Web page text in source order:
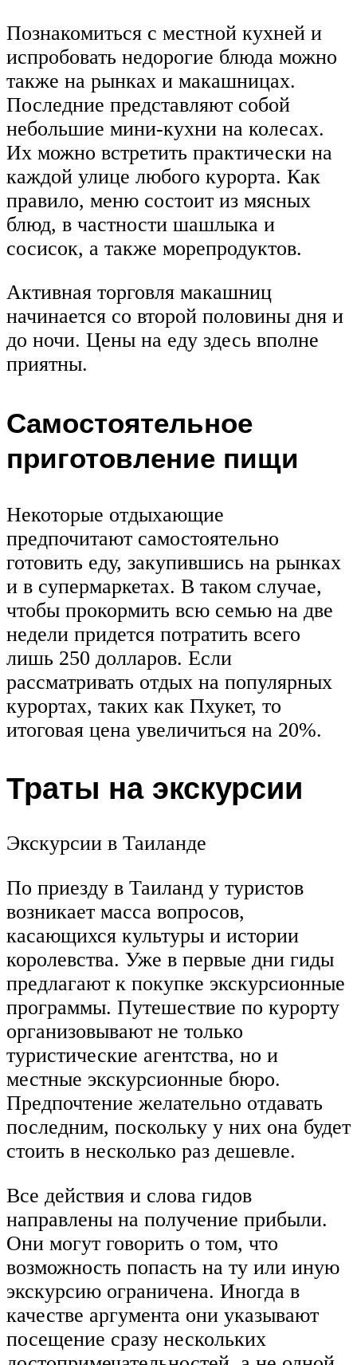
Познакомиться с местной кухней и
испробовать недорогие блюда можно
также на рынках и макашницах.
Последние представляют собой
небольшие мини-кухни на колесах.
Их можно встретить практически на
каждой улице любого курорта. Как
правило, меню состоит из мясных
блюд, в частности шашлыка и
сосисок, а также морепродуктов.
Активная торговля макашниц
начинается со второй половины дня и
до ночи. Цены на еду здесь вполне
приятны.
Самостоятельное
приготовление пищи
Некоторые отдыхающие
предпочитают самостоятельно
готовить еду, закупившись на рынках
и в супермаркетах. В таком случае,
чтобы прокормить всю семью на две
недели придется потратить всего
лишь 250 долларов. Если
рассматривать отдых на популярных
курортах, таких как Пхукет, то
итоговая цена увеличиться на 20%.
Траты на экскурсии
Экскурсии в Таиланде
По приезду в Таиланд у туристов
возникает масса вопросов,
касающихся культуры и истории
королевства. Уже в первые дни гиды
предлагают к покупке экскурсионные
программы. Путешествие по курорту
организовывают не только
туристические агентства, но и
местные экскурсионные бюро.
Предпочтение желательно отдавать
последним, поскольку у них она будет
стоить в несколько раз дешевле.
Все действия и слова гидов
направлены на получение прибыли.
Они могут говорить о том, что
возможность попасть на ту или иную
экскурсию ограничена. Иногда в
качестве аргумента они указывают
посещение сразу нескольких